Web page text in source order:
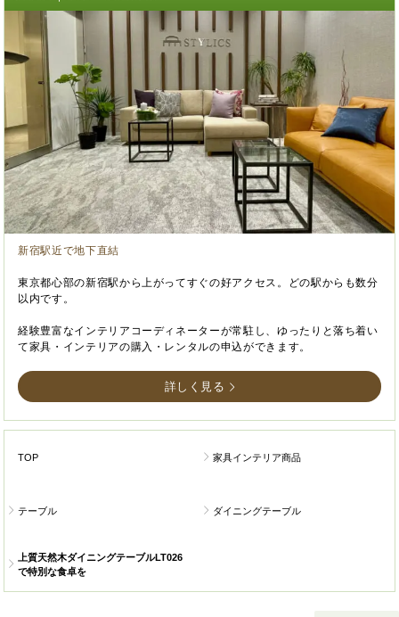
新宿駅近で地下直結
東京都心部の新宿駅から上がってすぐの好アクセス。どの駅からも数分
以内です。
経験豊富なインテリアコーディネーターが常駐し、ゆったりと落ち着い
て家具・インテリアの購入・レンタルの申込ができます。
詳しく見る
TOP 家具インテリア商品
テーブル ダイニングテーブル
上質天然木ダイニングテーブルLT026
で特別な食卓を